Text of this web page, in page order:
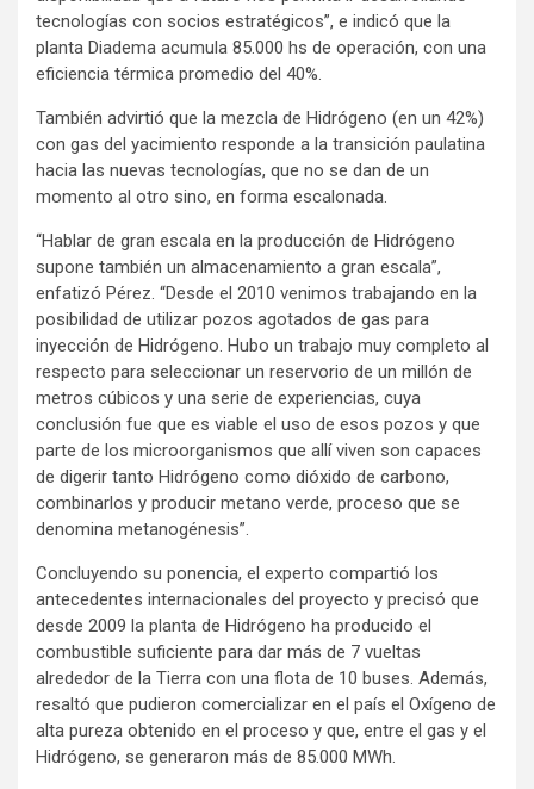
tecnologías con socios estratégicos”, e indicó que la
planta Diadema acumula 85.000 hs de operación, con una
eficiencia térmica promedio del 40%.
También advirtió que la mezcla de Hidrógeno (en un 42%)
con gas del yacimiento responde a la transición paulatina
hacia las nuevas tecnologías, que no se dan de un
momento al otro sino, en forma escalonada.
“Hablar de gran escala en la producción de Hidrógeno
supone también un almacenamiento a gran escala”,
enfatizó Pérez. “Desde el 2010 venimos trabajando en la
posibilidad de utilizar pozos agotados de gas para
inyección de Hidrógeno. Hubo un trabajo muy completo al
respecto para seleccionar un reservorio de un millón de
metros cúbicos y una serie de experiencias, cuya
conclusión fue que es viable el uso de esos pozos y que
parte de los microorganismos que allí viven son capaces
de digerir tanto Hidrógeno como dióxido de carbono,
combinarlos y producir metano verde, proceso que se
denomina metanogénesis”.
Concluyendo su ponencia, el experto compartió los
antecedentes internacionales del proyecto y precisó que
desde 2009 la planta de Hidrógeno ha producido el
combustible suficiente para dar más de 7 vueltas
alrededor de la Tierra con una flota de 10 buses. Además,
resaltó que pudieron comercializar en el país el Oxígeno de
alta pureza obtenido en el proceso y que, entre el gas y el
Hidrógeno, se generaron más de 85.000 MWh.